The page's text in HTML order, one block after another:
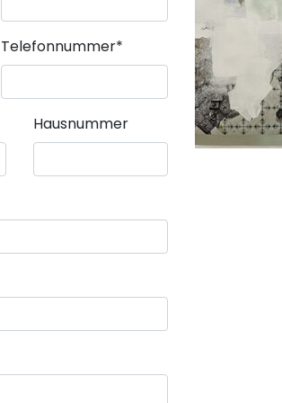
Pflichtfeld
Telefonnummer*
Hausnummer